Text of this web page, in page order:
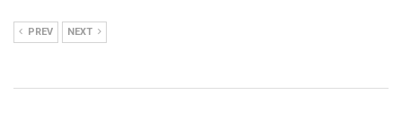
PREV NEXT